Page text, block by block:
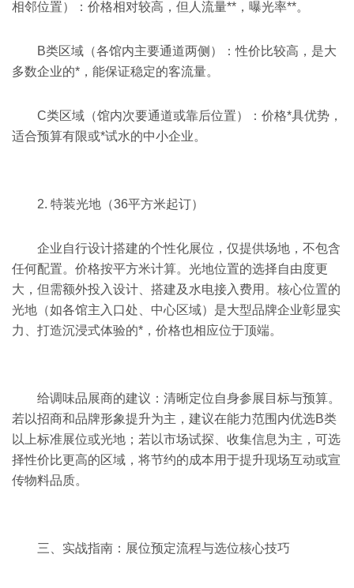
相邻位置）：价格相对较高，但人流量**，曝光率**。
B类区域（各馆内主要通道两侧）：性价比较高，是大
多数企业的*，能保证稳定的客流量。
C类区域（馆内次要通道或靠后位置）：价格*具优势，
适合预算有限或*试水的中小企业。
2. 特装光地（36平方米起订）
企业自行设计搭建的个性化展位，仅提供场地，不包含
任何配置。价格按平方米计算。光地位置的选择自由度更
大，但需额外投入设计、搭建及水电接入费用。核心位置的
光地（如各馆主入口处、中心区域）是大型品牌企业彰显实
力、打造沉浸式体验的*，价格也相应位于顶端。
给调味品展商的建议：清晰定位自身参展目标与预算。
若以招商和品牌形象提升为主，建议在能力范围内优选B类
以上标准展位或光地；若以市场试探、收集信息为主，可选
择性价比更高的区域，将节约的成本用于提升现场互动或宣
传物料品质。
三、实战指南：展位预定流程与选位核心技巧